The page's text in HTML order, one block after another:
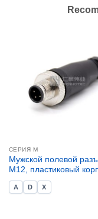
СЕРИЯ М
Мужской полевой
M12, пластиковый
A D X